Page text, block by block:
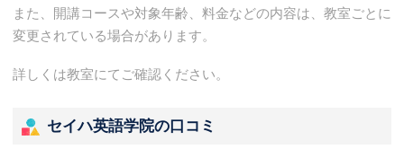
また、開講コースや対象年齢、料金などの内容は、教室ごとに
変更されている場合があります。
詳しくは教室にてご確認ください。
セイハ英語学院の口コミ